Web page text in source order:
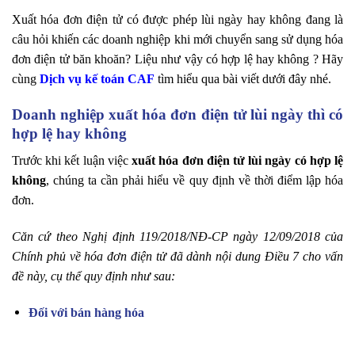
Xuất hóa đơn điện tử có được phép lùi ngày hay không đang là
câu hỏi khiến các doanh nghiệp khi mới chuyển sang sử dụng hóa
đơn điện tử băn khoăn? Liệu như vậy có hợp lệ hay không ? Hãy
cùng Dịch vụ kế toán CAF tìm hiểu qua bài viết dưới đây nhé.
Doanh nghiệp xuất hóa đơn điện tử lùi ngày thì có
hợp lệ hay không
Trước khi kết luận việcxuất hóa đơn điện tử lùi ngày có hợp lệ
không, chúng ta cần phải hiểu về quy định về thời điểm lập hóa
đơn.
Căn cứ theo Nghị định 119/2018/NĐ-CP ngày 12/09/2018 của
Chính phủ về hóa đơn điện tử đã dành nội dung Điều 7 cho vấn
đề này, cụ thể quy định như sau:
Đối với bán hàng hóa